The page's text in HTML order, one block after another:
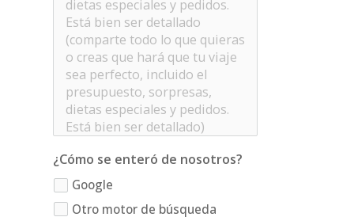
¿Cómo se enteró de nosotros?
Google
Otro motor de búsqueda